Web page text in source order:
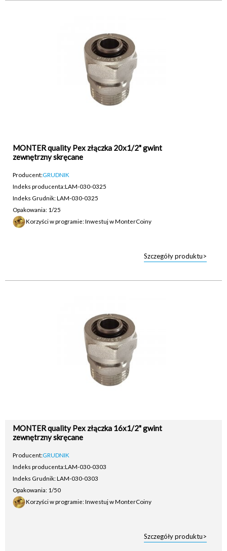
MONTER quality Pex złączka 20x1/2" gwint
zewnętrzny skręcane
Producent:GRUDNIK
Indeks producenta:LAM-030-0325
Indeks Grudnik: LAM-030-0325
Opakowania: 1/25
Korzyści w programie: Inwestuj w MonterCoiny
Szczegóły produktu>
MONTER quality Pex złączka 16x1/2" gwint
zewnętrzny skręcane
Producent:GRUDNIK
Indeks producenta:LAM-030-0303
Indeks Grudnik: LAM-030-0303
Opakowania: 1/50
Korzyści w programie: Inwestuj w MonterCoiny
Szczegóły produktu>